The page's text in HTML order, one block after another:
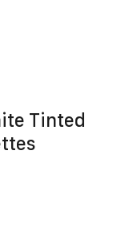
Tinted